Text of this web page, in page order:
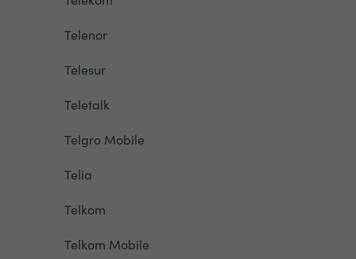
Telenor
Telesur
Teletalk
Telgro Mobile
Telia
Telkom
Telkom Mobile